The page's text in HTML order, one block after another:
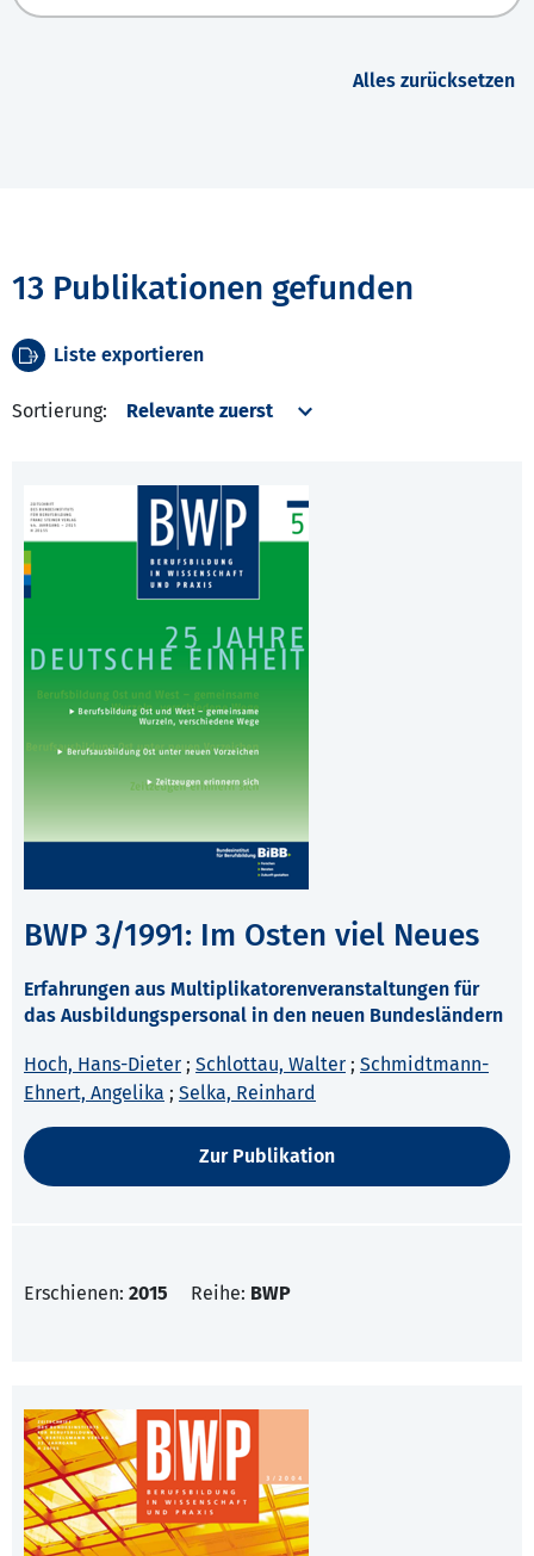
Alles zurücksetzen
13 Publikationen gefunden
Liste exportieren
Sortierung:
BWP 3/1991: Im Osten viel Neues
Erfahrungen aus Multiplikatorenveranstaltungen für
das Ausbildungspersonal in den neuen Bundesländern
Hoch, Hans-Dieter ; Schlottau, Walter ; Schmidtmann-
Ehnert, Angelika ; Selka, Reinhard
Zur Publikation
Erschienen: 2015 Reihe: BWP